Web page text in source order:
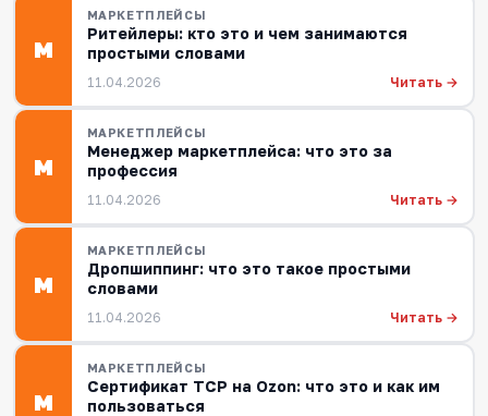
М
МАРКЕТПЛЕЙСЫ
Ритейлеры: кто это и чем занимаются
простыми словами
11.04.2026 Читать →
М
МАРКЕТПЛЕЙСЫ
Менеджер маркетплейса: что это за
профессия
11.04.2026 Читать →
М
МАРКЕТПЛЕЙСЫ
Дропшиппинг: что это такое простыми
словами
11.04.2026 Читать →
М
МАРКЕТПЛЕЙСЫ
Сертификат ТСР на Ozon: что это и как им
пользоваться